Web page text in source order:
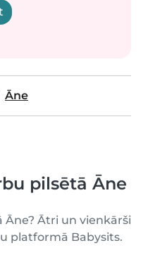
Āne
pilsētā Āne
Āne? Ātri un vienkārši
platformā Babysits.